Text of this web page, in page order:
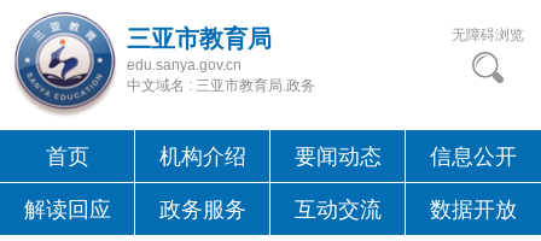
三亚市教育局
edu.sanya.gov.cn
中文域名 : 三亚市教育局.政务
无障碍浏览
首页 机构介绍 要闻动态 信息公开
解读回应 政务服务 互动交流 数据开放